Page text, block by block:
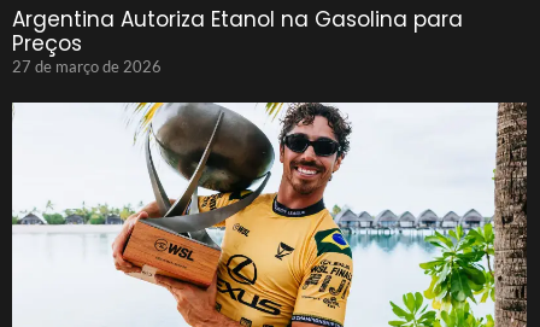
Argentina Autoriza Etanol na Gasolina para
Preços
27 de março de 2026